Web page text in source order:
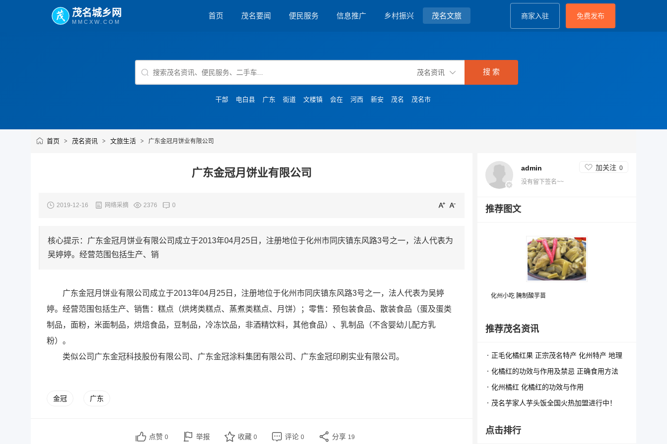
茂名城乡网
MMCXW.COM
首页 茂名要闻 便民服务 信息推广 乡村振兴 茂名文旅 商家入驻 免费发布
干部 电白县 广东 街道 文楼镇 会在 河西 新安 茂名 茂名市
首页 > 茂名资讯 > 文旅生活 > 广东金冠月饼业有限公司
广东金冠月饼业有限公司
2019-12-16 网络采摘 2376 0
核心提示：广东金冠月饼业有限公司成立于2013年04月25日，注册地位于化州市同庆镇东风路3号之一，法人代表为
吴婷婷。经营范围包括生产、销
广东金冠月饼业有限公司成立于2013年04月25日，注册地位于化州市同庆镇东风路3号之一，法人代表为吴婷
婷。经营范围包括生产、销售：糕点（烘烤类糕点、蒸煮类糕点、月饼）；零售：预包装食品、散装食品（蛋及蛋类
制品，面粉，米面制品，烘焙食品，豆制品，冷冻饮品，非酒精饮料，其他食品）、乳制品（不含婴幼儿配方乳
粉）。
类似公司广东金冠科技股份有限公司、广东金冠涂料集团有限公司、广东金冠印刷实业有限公司。
金冠 广东
点赞 0 举报 收藏 0 评论 0 分享 19
admin 加关注 0
没有留下签名~~
推荐图文
化州小吃 腌制酸芋苗
推荐茂名资讯
正毛化橘红果 正宗茂名特产 化州特产 地理
标志特产
化橘红的功效与作用及禁忌 正确食用方法
化州橘红 化橘红的功效与作用
茂名芋家人芋头饭全国火热加盟进行中！
点击排行